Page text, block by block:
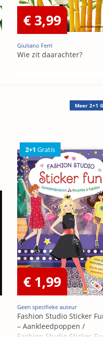
€ 3,99
Giuliano Ferri
Wie zit daarachter?
Meer 2+1
2+1 Gratis
€ 1,99
Geen specifieke auteur
Fashion Studio Sticker
– Aankleedpoppen /